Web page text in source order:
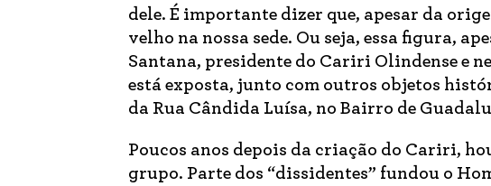
dele. É importante dizer que, apesar da
velho na nossa sede. Ou seja, essa figura,
Santana, presidente do Cariri Olindense e
está exposta, junto com outros objetos
da Rua Cândida Luísa, no Bairro de
Poucos anos depois da criação do Cariri,
grupo. Parte dos “dissidentes” fundou o